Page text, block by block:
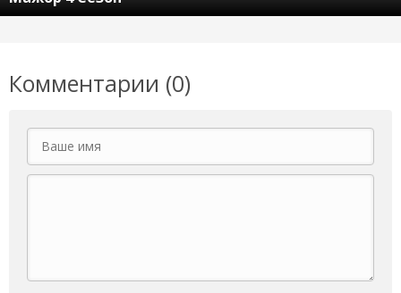
Комментарии (0)